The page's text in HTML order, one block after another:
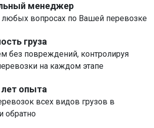
менеджер
вопросах по Вашей перевозке
груза
без повреждений, контролируя
на каждом этапе
опыта
всех видов грузов в
обратно